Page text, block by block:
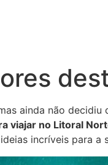
ainda não
viajar no Litoral
incríveis para a